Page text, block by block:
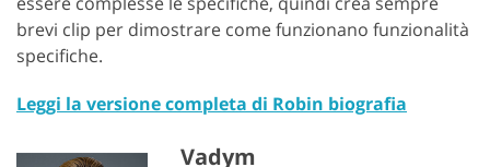
brevi clip per dimostrare come funzionano funzionalità
specifiche.
Leggi la versione completa di Robin biografia
Vadym